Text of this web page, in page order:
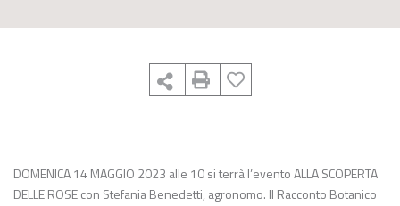
DOMENICA 14 MAGGIO 2023 alle 10 si terrà l’evento ALLA SCOPERTA
DELLE ROSE con Stefania Benedetti, agronomo. Il Racconto Botanico